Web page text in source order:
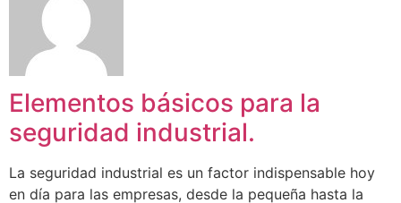
Elementos básicos para la
seguridad industrial.
La seguridad industrial es un factor indispensable hoy
en día para las empresas, desde la pequeña hasta la